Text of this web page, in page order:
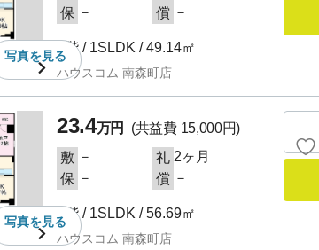
写真を見る
保 － 償 －
6階 / 1SLDK / 49.14㎡
ハウスコム 南森町店
写真を見る
23.4万円
(共益費 15,000円)
敷 － 礼 2ヶ月
保 － 償 －
6階 / 1SLDK / 56.69㎡
ハウスコム 南森町店